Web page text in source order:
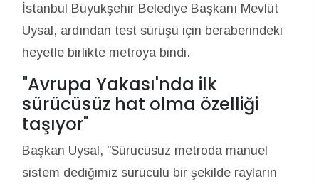
İstanbul Büyükşehir Belediye Başkanı Mevlüt
Uysal, ardından test sürüşü için beraberindeki
heyetle birlikte metroya bindi.
"Avrupa Yakası'nda ilk
sürücüsüz hat olma özelliği
taşıyor"
Başkan Uysal, "Sürücüsüz metroda manuel
sistem dediğimiz sürücülü bir şekilde rayların